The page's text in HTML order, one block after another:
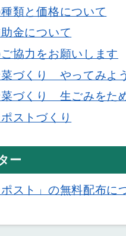
類と価格について
金について
協力をお願いします
づくり やってみよ
づくり 生ごみをた
ストづくり
ー
スト」の無料配布に